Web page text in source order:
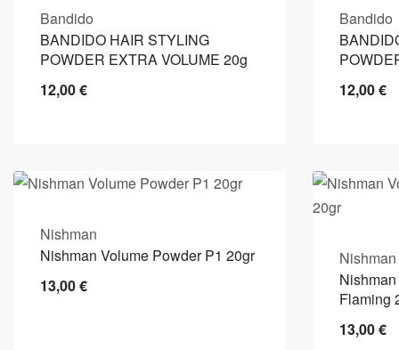
Bandido
BANDIDO HAIR STYLING
POWDER EXTRA VOLUME 20g
12,00€
Bandido
12,00€
Nishman
Nishman Volume Powder P1 20gr
13,00€
Nishman
Flaming
13,00€